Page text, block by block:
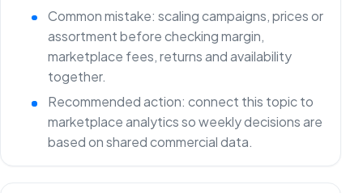
Common mistake: scaling campaigns, prices or
assortment before checking margin,
marketplace fees, returns and availability
together.
Recommended action: connect this topic to
marketplace analytics so weekly decisions are
based on shared commercial data.